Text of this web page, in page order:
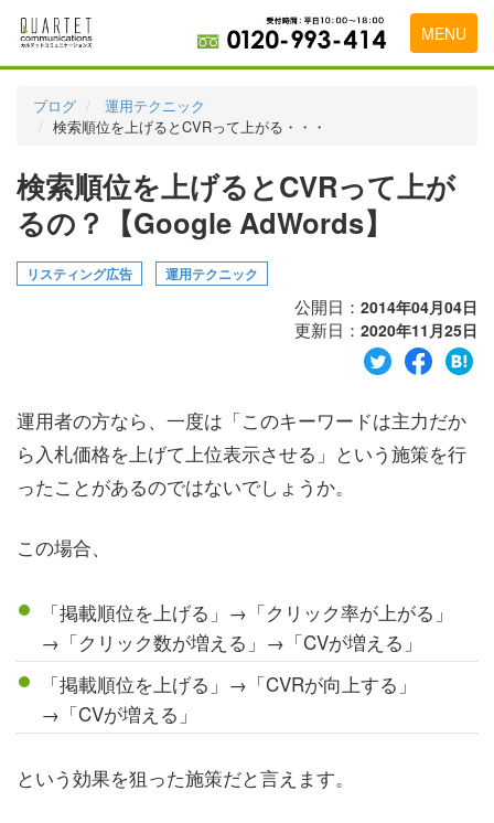
MENU
料金表
実績・お客様の声
初めて導入をお考えの方
代理店の乗り換えをお考えの方
お問い合わせ
ブログ
運用テクニック
検索順位を上げるとCVRって上がる・・・
検索順位を上げるとCVRって上が
るの？【Google AdWords】
リスティング広告 運用テクニック
公開日： 2014年04月04日
更新日： 2020年11月25日
運用者の方なら、一度は「このキーワードは主力だか
ら入札価格を上げて上位表示させる」という施策を行
ったことがあるのではないでしょうか。
この場合、
「掲載順位を上げる」→「クリック率が上がる」
→「クリック数が増える」→「CVが増える」
「掲載順位を上げる」→「CVRが向上する」
→「CVが増える」
という効果を狙った施策だと言えます。